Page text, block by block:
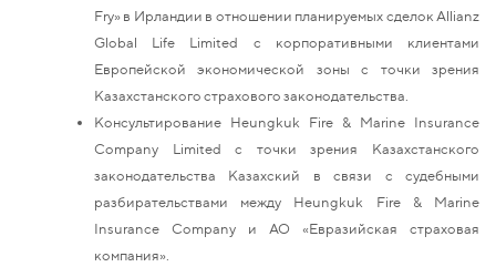
Fry» в Ирландии в отношении планируемых сделок Allianz
Global Life Limited с корпоративными клиентами
Европейской экономической зоны с точки зрения
Казахстанского страхового законодательства.
Консультирование Heungkuk Fire & Marine Insurance
Company Limited с точки зрения Казахстанского
законодательства Казахский в связи с судебными
разбирательствами между Heungkuk Fire & Marine
Insurance Company и АО «Евразийская страховая
компания».